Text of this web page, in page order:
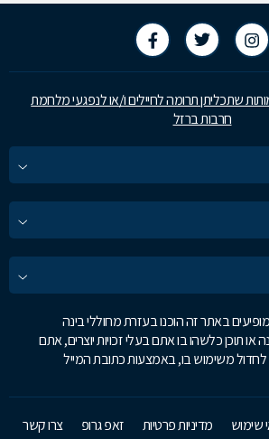
שתכליתן תרומה לחיילים ו/או לנפגעי מלחמת
חרבות ברזל
באתר זה הוכנו בעזרת מחוללי בינה
או תוכן כלשהו בו אתם בעלי זכויות יוצרים, אתם
לחדול משימוש בו, באמצעות כתובת המייל
שימוש מדיניות פרטיות זאפ גרופ צרו קשר